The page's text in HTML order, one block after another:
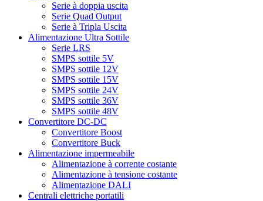
Serie à doppia uscita
Serie Quad Output
Serie à Tripla Uscita
Alimentazione Ultra Sottile
Serie LRS
SMPS sottile 5V
SMPS sottile 12V
SMPS sottile 15V
SMPS sottile 24V
SMPS sottile 36V
SMPS sottile 48V
Convertitore DC-DC
Convertitore Boost
Convertitore Buck
Alimentazione impermeabile
Alimentazione à corrente costante
Alimentazione à tensione costante
Alimentazione DALI
Centrali elettriche portatili